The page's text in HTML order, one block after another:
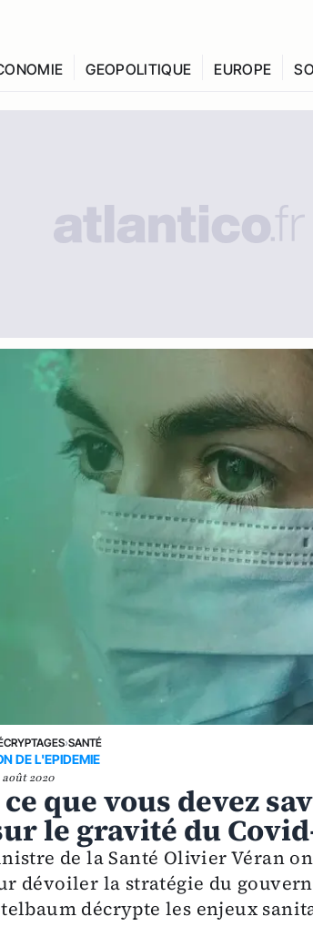
GEOPOLITIQUE EUROPE
›SANTÉ
DE L'EPIDEMIE
août 2020
que vous devez
le gravité du
de la Santé Olivier Véran
dévoiler la stratégie du
décrypte les enjeux